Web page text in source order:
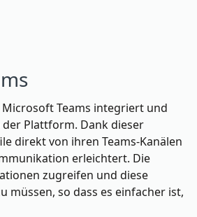
Teams integriert und
Plattform. Dank dieser
direkt von ihren Teams-Kanälen
erleichtert. Die
zugreifen und diese
müssen, so dass es einfacher ist,